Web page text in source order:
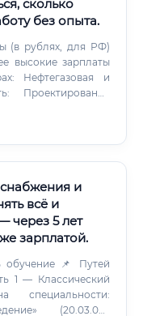
сколько
без опыта.
(в рублях, для РФ)
высокие зарплаты
и
Проектирование
Разработка и
и
всё и
через 5 лет
зарплатой.
обучение 📌 Путей
специальности:
(20.03.02),